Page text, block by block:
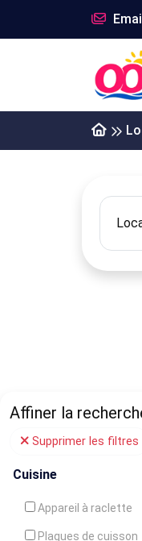
Affiner la
Supprimer les filtres
Cuisine
Appareil à raclette
Plaques de cuisson